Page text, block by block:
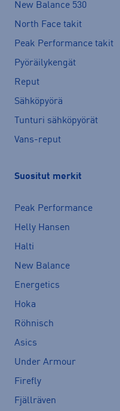
New Balance 530
North Face takit
Peak Performance takit
Pyöräilykengät
Reput
Sähköpyörä
Tunturi sähköpyörät
Vans-reput
Suositut merkit
Peak Performance
Helly Hansen
Halti
New Balance
Energetics
Hoka
Röhnisch
Asics
Under Armour
Firefly
Fjällräven